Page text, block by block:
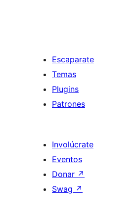
Escaparate
Temas
Plugins
Patrones
Involúcrate
Eventos
Donar ↗
Swag ↗